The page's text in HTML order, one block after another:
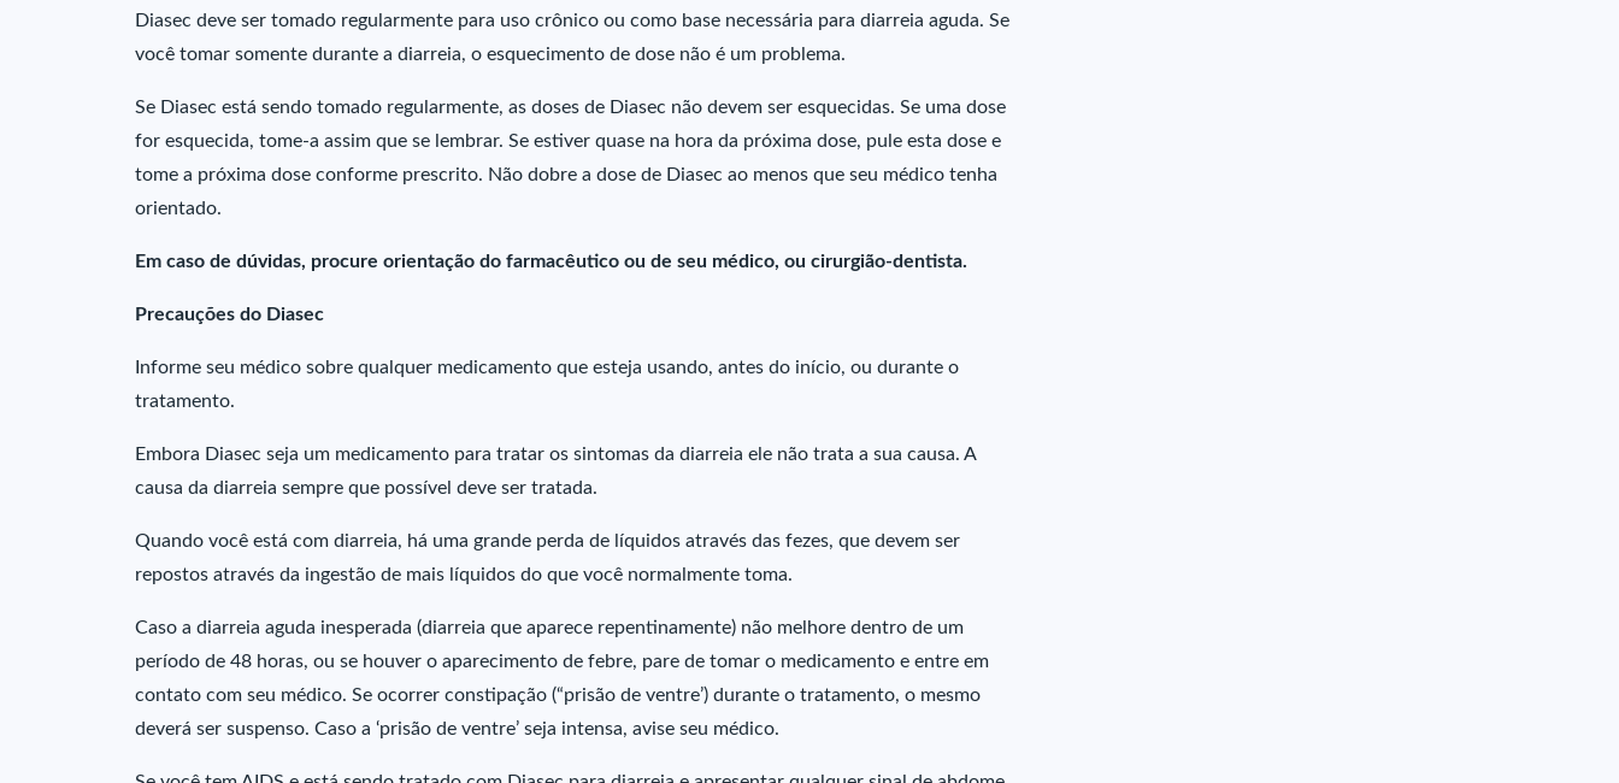
Diasec deve ser tomado regularmente para uso crônico ou como base necessária para diarreia aguda. Se
você tomar somente durante a diarreia, o esquecimento de dose não é um problema.
Se Diasec está sendo tomado regularmente, as doses de Diasec não devem ser esquecidas. Se uma dose
for esquecida, tome-a assim que se lembrar. Se estiver quase na hora da próxima dose, pule esta dose e
tome a próxima dose conforme prescrito. Não dobre a dose de Diasec ao menos que seu médico tenha
orientado.
Em caso de dúvidas, procure orientação do farmacêutico ou de seu médico, ou cirurgião-dentista.
Precauções do Diasec
Informe seu médico sobre qualquer medicamento que esteja usando, antes do início, ou durante o
tratamento.
Embora Diasec seja um medicamento para tratar os sintomas da diarreia ele não trata a sua causa. A
causa da diarreia sempre que possível deve ser tratada.
Quando você está com diarreia, há uma grande perda de líquidos através das fezes, que devem ser
repostos através da ingestão de mais líquidos do que você normalmente toma.
Caso a diarreia aguda inesperada (diarreia que aparece repentinamente) não melhore dentro de um
período de 48 horas, ou se houver o aparecimento de febre, pare de tomar o medicamento e entre em
contato com seu médico. Se ocorrer constipação (“prisão de ventre’) durante o tratamento, o mesmo
deverá ser suspenso. Caso a ‘prisão de ventre’ seja intensa, avise seu médico.